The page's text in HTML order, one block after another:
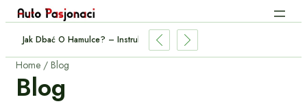
Antykorozyjne – Skuteczne Metody I Preparaty.
Home Blog
Blog